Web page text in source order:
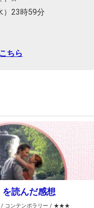
）23時59分
ちら
を読んだ感想
/ コンテンポラリー / ★★★